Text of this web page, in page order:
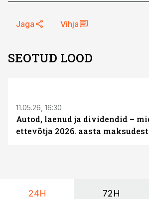
Jaga Vihja
SEOTUD LOOD
11.05.26, 16:30
Autod, laenud ja dividendid –
ettevõtja 2026. aasta
24H 72H